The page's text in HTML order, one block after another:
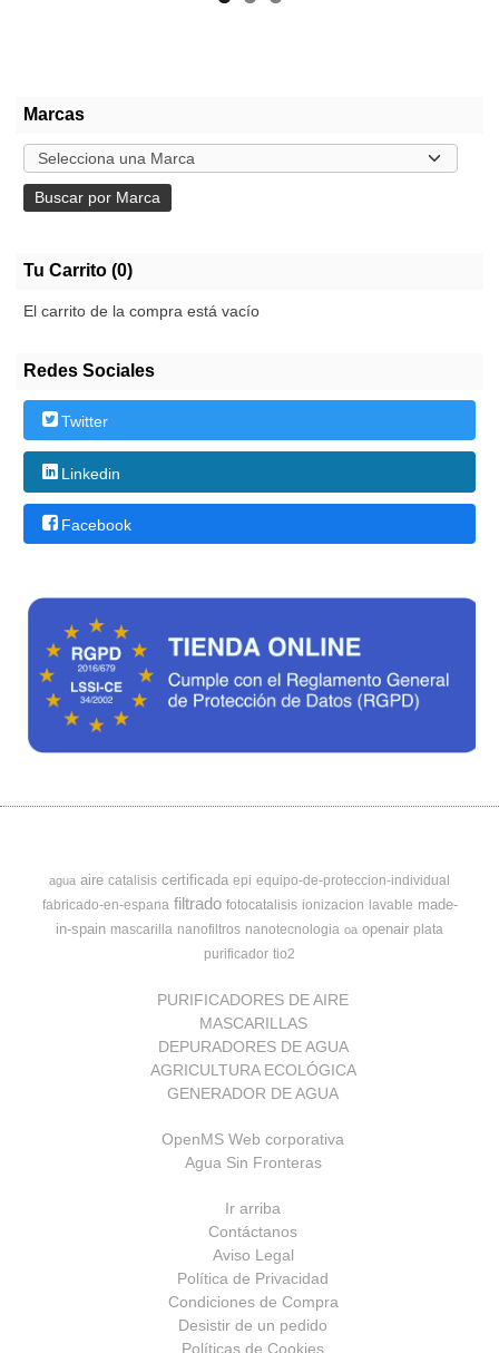
Marcas
Tu Carrito (0)
El carrito de la compra está vacío
Redes Sociales
Twitter
Linkedin
Facebook
agua aire catalisis certificada epi equipo-de-proteccion-individual
fabricado-en-espana filtrado fotocatalisis ionizacion lavable made-
in-spain mascarilla nanofiltros nanotecnologia oa openair plata
purificador tio2
PURIFICADORES DE AIRE
MASCARILLAS
DEPURADORES DE AGUA
AGRICULTURA ECOLÓGICA
GENERADOR DE AGUA
OpenMS Web corporativa
Agua Sin Fronteras
Ir arriba
Contáctanos
Aviso Legal
Política de Privacidad
Condiciones de Compra
Desistir de un pedido
Políticas de Cookies